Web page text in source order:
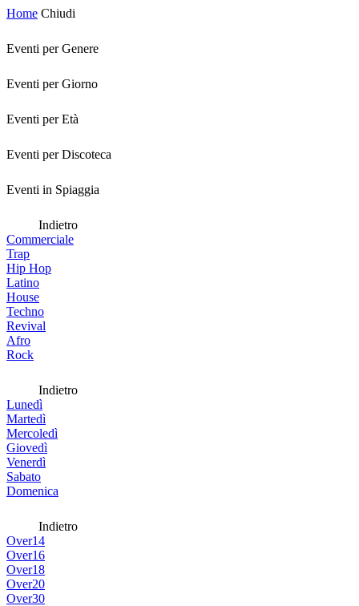
Home Chiudi
Eventi per Genere
Eventi per Giorno
Eventi per Età
Eventi per Discoteca
Eventi in Spiaggia
Indietro
Commerciale
Trap
Hip Hop
Latino
House
Techno
Revival
Afro
Rock
Indietro
Lunedì
Martedì
Mercoledì
Giovedì
Venerdì
Sabato
Domenica
Indietro
Over14
Over16
Over18
Over20
Over30